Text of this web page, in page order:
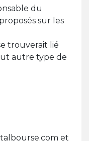
du
sur les
trouverait lié
autre type de
et